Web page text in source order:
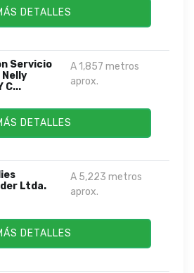
DETALLES
Servicio
C...
A 1,857 metros
aprox.
DETALLES
Ltda.
A 5,223 metros
aprox.
DETALLES